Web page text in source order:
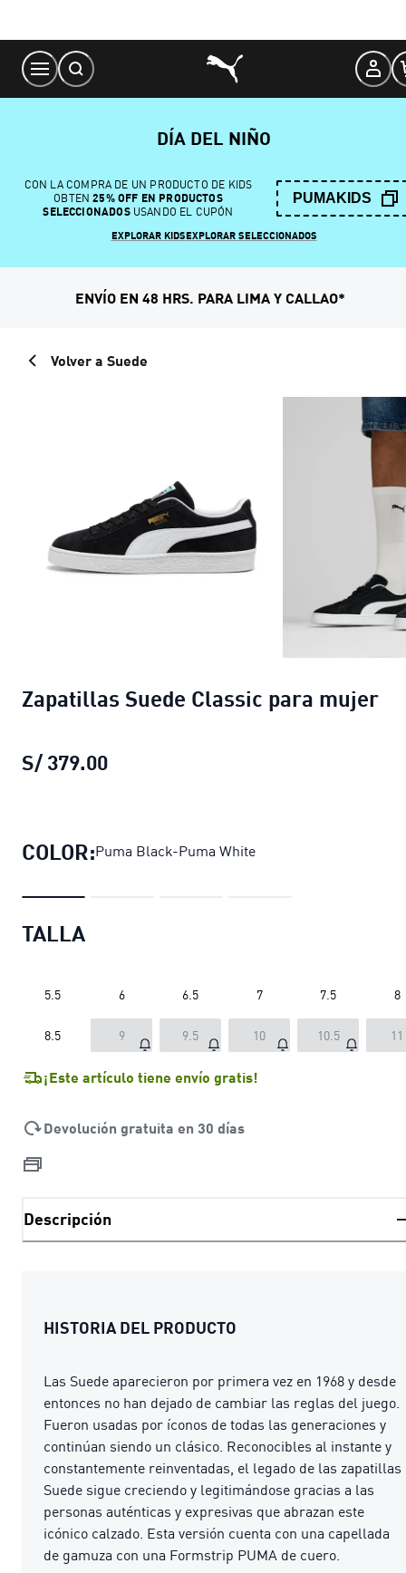
Content
DÍA DEL NIÑO
CON LA COMPRA DE UN PRODUCTO DE KIDS
OBTEN 25% OFF EN PRODUCTOS
SELECCIONADOSUSANDO EL CUPÓN
PUMAKIDS
EXPLORAR KIDSEXPLORAR SELECCIONADOS
ENVÍO EN 48 HRS. PARA LIMA Y CALLAO*
Volver a Suede
Zapatillas Suede Classic para mujer
S/ 379.00
COLOR:Puma Black-Puma White
TALLA
5.5 6 6.5 7 7.5 8
8.5 9 9.5 10 10.5 11
¡Este artículo tiene envío gratis!
Devolución gratuita en 30 días
Descripción
HISTORIA DEL PRODUCTO
Las Suede aparecieron por primera vez en 1968 y desde
entonces no han dejado de cambiar las reglas del juego.
Fueron usadas por íconos de todas las generaciones y
continúan siendo un clásico. Reconocibles al instante y
constantemente reinventadas, el legado de las zapatillas
Suede sigue creciendo y legitimándose gracias a las
personas auténticas y expresivas que abrazan este
icónico calzado. Esta versión cuenta con una capellada
de gamuza con una Formstrip PUMA de cuero.